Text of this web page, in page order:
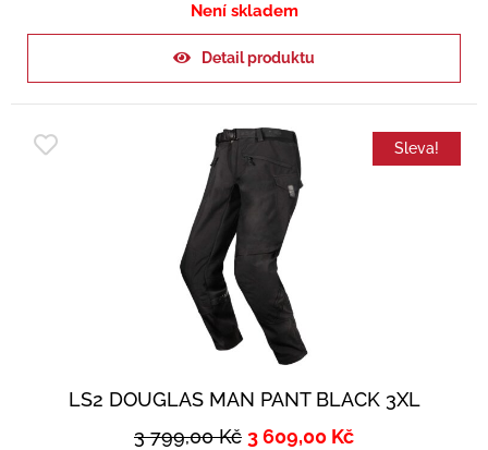
Není skladem
Detail produktu
Sleva!
LS2 DOUGLAS MAN PANT BLACK 3XL
3 799,00Kč 3 609,00 Kč